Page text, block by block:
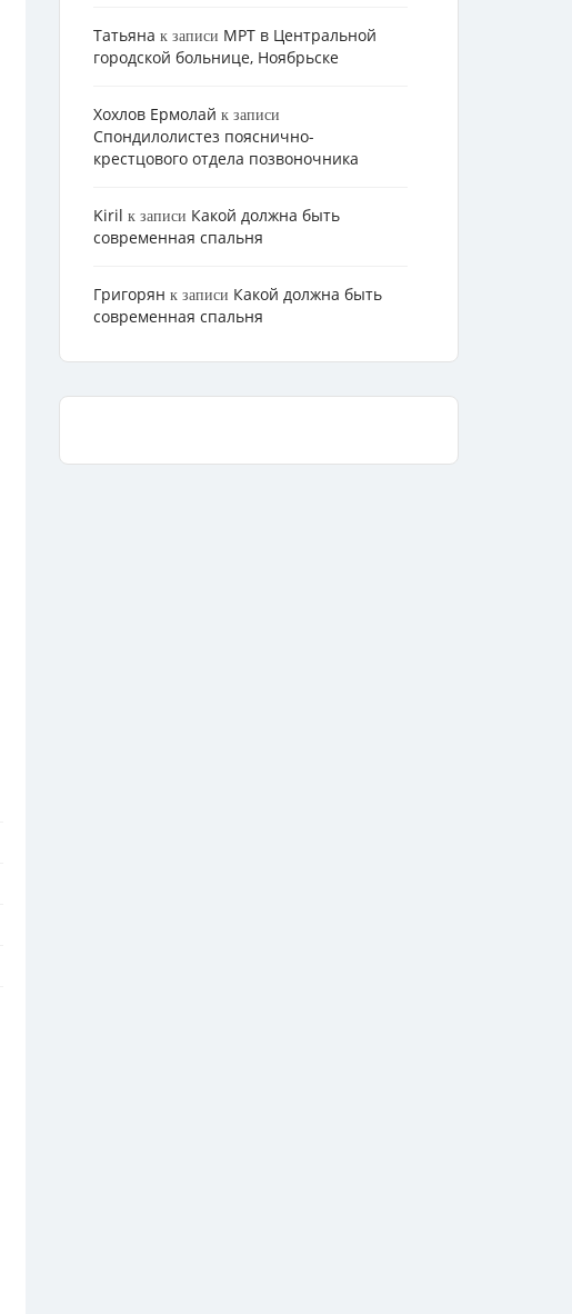
Татьяна к записи МРТ в Центральной
городской больнице, Ноябрьске
Хохлов Ермолай к записи
Cпондилолистез пояснично-
крестцового отдела позвоночника
Kiril к записи Какой должна быть
современная спальня
Григорян к записи Какой должна быть
современная спальня